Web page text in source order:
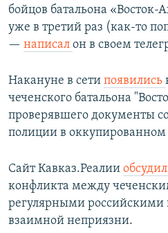
бойцов батальона «Восток-
уже в третий раз (как-то
— написал он в своем
Накануне в сети появились
чеченского батальона
проверявшего документы
полиции в
Сайт Кавказ.Реалии обсудил
конфликта между
регулярными российскими
взаимной неприязни.